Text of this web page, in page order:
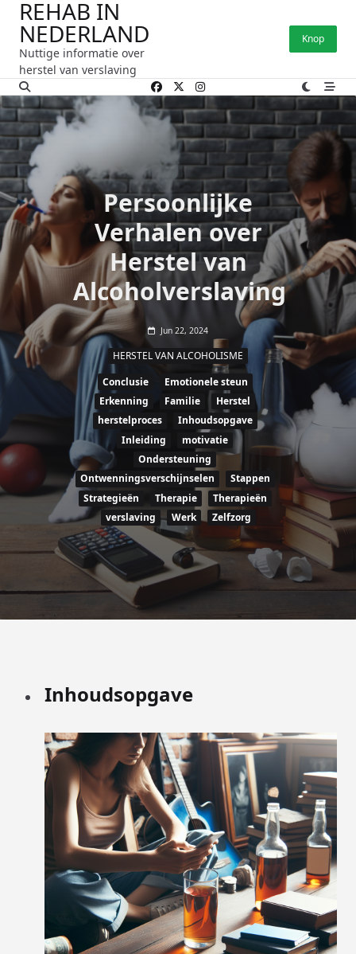
naar
inhoud
REHAB IN
NEDERLAND
Nuttige informatie over
herstel van verslaving
Knop
Persoonlijke
Verhalen over
Herstel van
Alcoholverslaving
Jun 22, 2024
HERSTEL VAN ALCOHOLISME
Conclusie
Emotionele steun
Erkenning
Familie
Herstel
herstelproces
Inhoudsopgave
Inleiding
motivatie
Ondersteuning
Ontwenningsverschijnselen
Stappen
Strategieën
Therapie
Therapieën
verslaving
Werk Zelfzorg
Inhoudsopgave